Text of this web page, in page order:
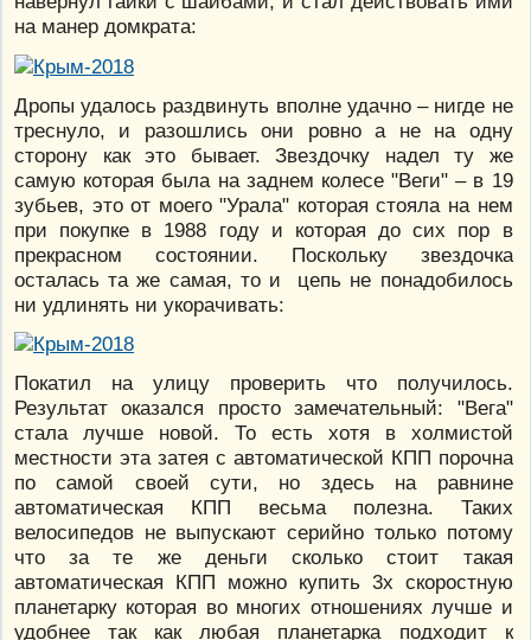
на манер домкрата:
Дропы удалось раздвинуть вполне удачно – нигде не
треснуло, и разошлись они ровно а не на одну
сторону как это бывает. Звездочку надел ту же
самую которая была на заднем колесе "Веги" – в 19
зубьев, это от моего "Урала" которая стояла на нем
при покупке в 1988 году и которая до сих пор в
прекрасном состоянии. Поскольку звездочка
осталась та же самая, то и цепь не понадобилось
ни удлинять ни укорачивать:
Покатил на улицу проверить что получилось.
Результат оказался просто замечательный: "Вега"
стала лучше новой. То есть хотя в холмистой
местности эта затея с автоматической КПП порочна
по самой своей сути, но здесь на равнине
автоматическая КПП весьма полезна. Таких
велосипедов не выпускают серийно только потому
что за те же деньги сколько стоит такая
автоматическая КПП можно купить 3х скоростную
планетарку которая во многих отношениях лучше и
удобнее так как любая планетарка подходит к